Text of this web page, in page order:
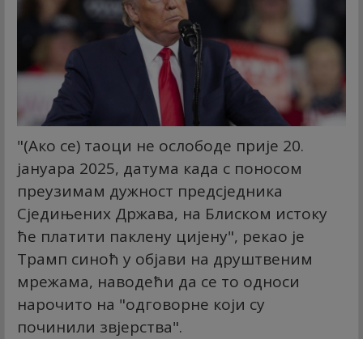
"(Ако се) таоци не ослободе прије 20.
јануара 2025, датума када с поносом
преузимам дужност предсједника
Сједињених Држава, на Блиском истоку
ће платити паклену цијену", рекао је
Трамп синоћ у објави на друштвеним
мрежама, наводећи да се то односи
нарочито на "одговорне који су
починили звјерства".